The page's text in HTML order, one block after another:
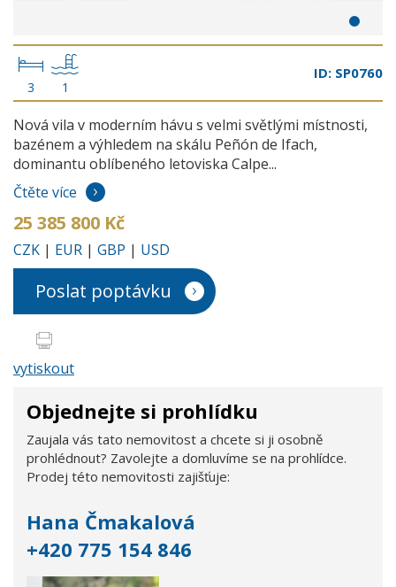
3 1
ID: SP0760
Nová vila v moderním hávu s velmi světlými místnosti,
bazénem a výhledem na skálu Peñón de Ifach,
dominantu oblíbeného letoviska Calpe...
Čtěte více
25 385 800 Kč
CZK | EUR | GBP | USD
Poslat poptávku
vytiskout
Objednejte si prohlídku
Zaujala vás tato nemovitost a chcete si ji osobně
prohlédnout? Zavolejte a domluvíme se na prohlídce.
Prodej této nemovitosti zajišťuje:
Hana Čmakalová
+420 775 154 846